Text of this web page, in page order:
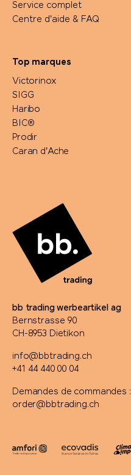
Service complet
Centre d'aide & FAQ
Top marques
Victorinox
SIGG
Haribo
BIC®
Prodir
Caran d'Ache
bb trading werbeartikel ag
Bernstrasse 90
CH-8953 Dietikon
info@bbtrading.ch
+41 44 440 00 04
Demandes de commandes :
order@bbtrading.ch